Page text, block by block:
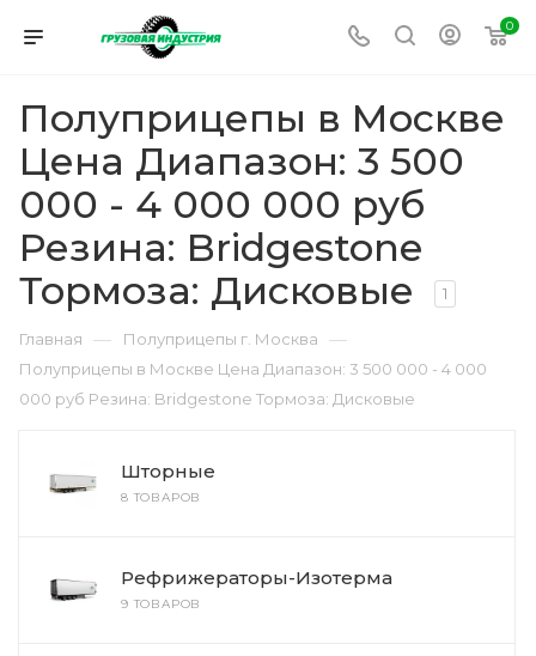
0
Полуприцепы в Москве
Цена Диапазон: 3 500
000 - 4 000 000 руб
Резина: Bridgestone
Тормоза: Дисковые
1
Главная — Полуприцепы г. Москва —
Полуприцепы в Москве Цена Диапазон: 3 500 000 - 4 000
000 руб Резина: Bridgestone Тормоза: Дисковые
Шторные
8 ТОВАРОВ
Рефрижераторы-Изотерма
9 ТОВАРОВ